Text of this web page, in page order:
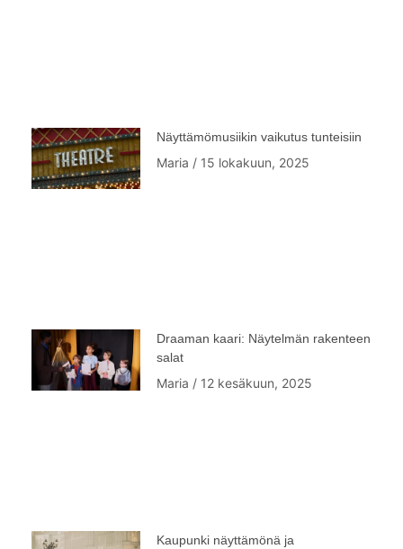
Näyttämömusiikin vaikutus tunteisiin
Maria 15 lokakuun, 2025
Draaman kaari: Näytelmän rakenteen
salat
Maria 12 kesäkuun, 2025
Kaupunki näyttämönä ja